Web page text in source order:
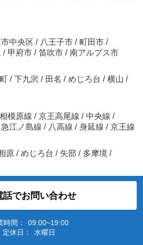
中央区 / 八王子市 / 町田市 /
/ 甲府市 / 笛吹市 / 南アルプス市
/ 下九沢 / 田名 / めじろ台 / 横山 /
模原線 / 京王高尾線 / 中央線 /
江ノ島線 / 八高線 / 身延線 / 京王線
原 / めじろ台 / 矢部 / 多摩境 /
話でお問い合わせ
時間：
09:00~19:00
定休日：
水曜日